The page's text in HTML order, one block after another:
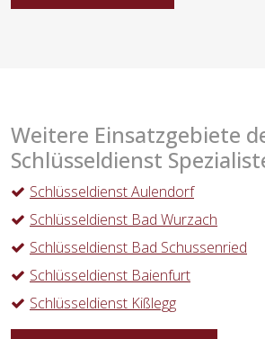
Weitere Einsatzgebiete
Schlüsseldienst
Schlüsseldienst Aulendorf
Schlüsseldienst Bad Wurzach
Schlüsseldienst Bad Schussenried
Schlüsseldienst Baienfurt
Schlüsseldienst Kißlegg